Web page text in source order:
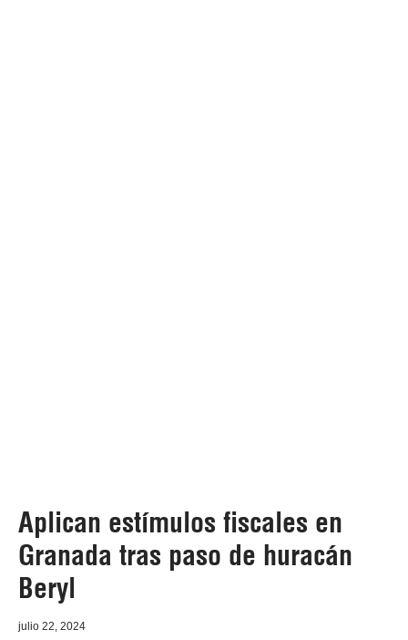
Aplican estímulos fiscales en
Granada tras paso de huracán
Beryl
julio 22, 2024